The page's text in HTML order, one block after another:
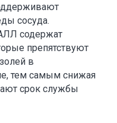
сосуда.
содержат
препятствуют
в
тем самым снижая
срок службы